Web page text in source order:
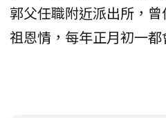
郭父任職附近派出所，
祖恩情，每年正月初一都